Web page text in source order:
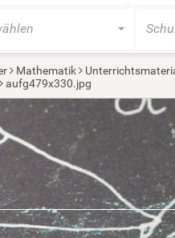
Mathematik
aufg479x330.jpg